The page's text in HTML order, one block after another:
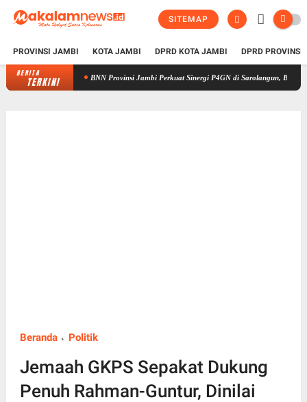
SITEMAP
PROVINSI JAMBI KOTA JAMBI DPRD KOTA JAMBI DPRD
BERITA
TERKINIBNN Provinsi Jambi Perkuat Sinergi P4GN di Sarolangun, Brigjen Asep
Beranda Politik
Jemaah GKPS Sepakat Dukung
Penuh Rahman-Guntur, Dinilai